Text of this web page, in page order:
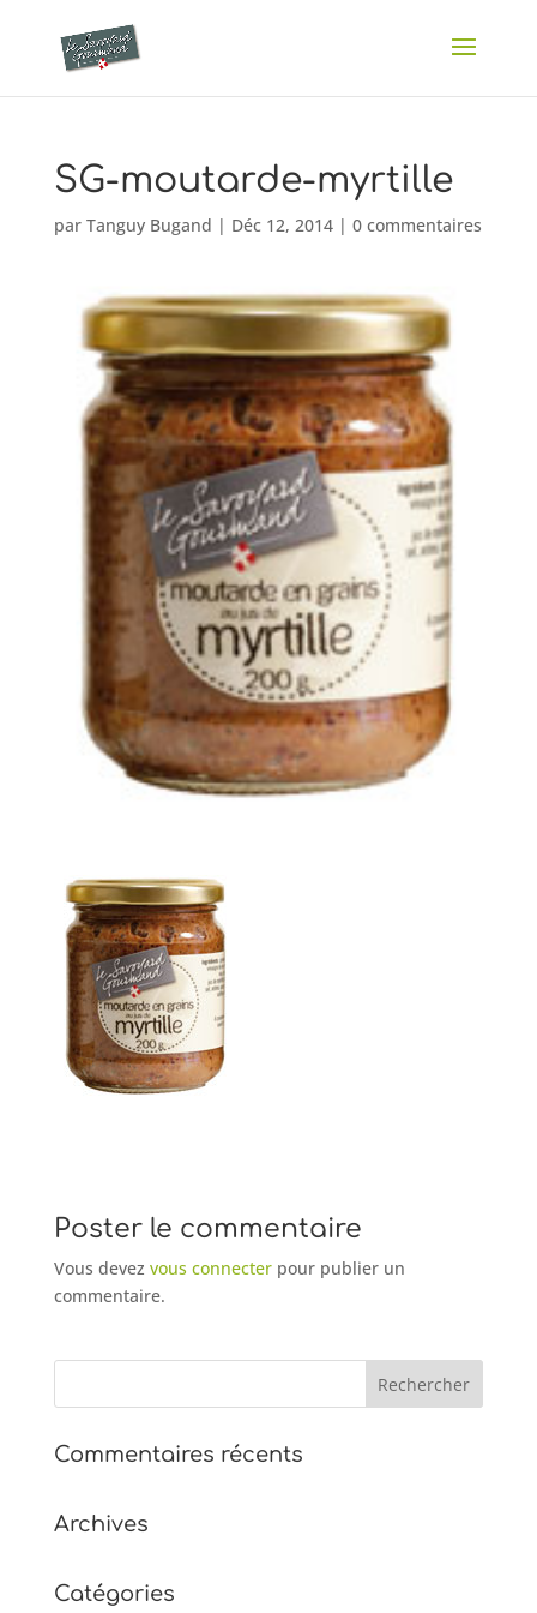
SG-moutarde-myrtille
par Tanguy Bugand | Déc 12, 2014| 0 commentaires
Poster le commentaire
Vous devez vous connecterpour publier un
commentaire.
Commentaires récents
Archives
Catégories